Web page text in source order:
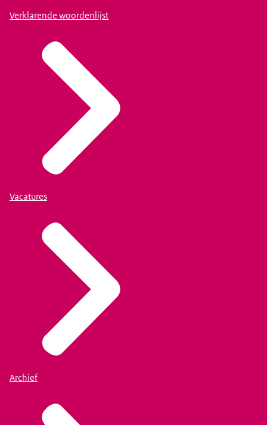
Verklarende woordenlijst
Vacatures
Archief